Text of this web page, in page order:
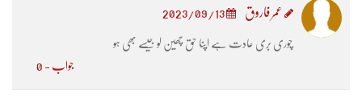
عمر فاروق 2023/09/13
چوری بری عادت ہے اپنا حق چھین لو جیسے بھی ہو
جواب - 0